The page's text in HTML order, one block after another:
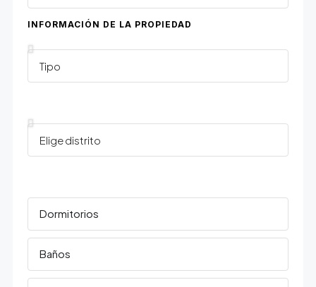
INFORMACIÓN DE LA PROPIEDAD